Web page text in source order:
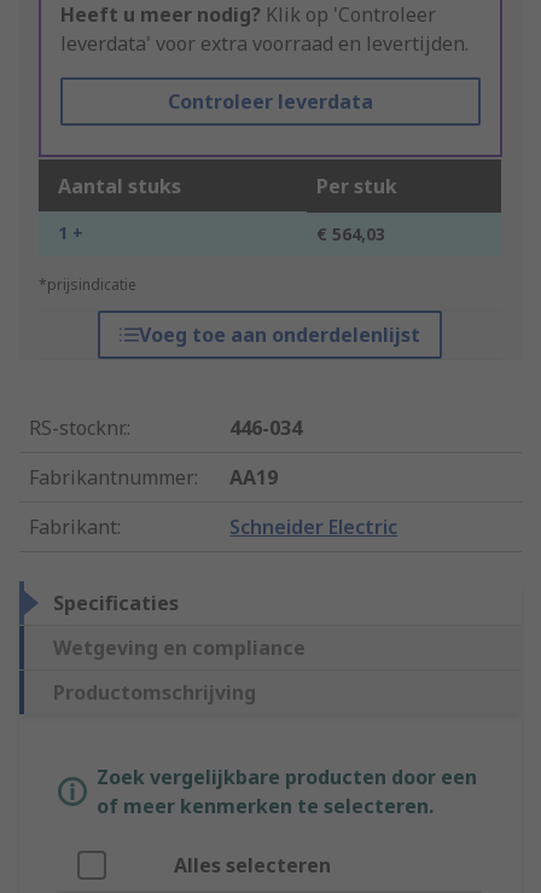
Heeft u meer nodig? Klik op 'Controleer
leverdata' voor extra voorraad en levertijden.
Controleer leverdata
Aantal stuks Per stuk
1 + € 564,03
*prijsindicatie
Voeg toe aan onderdelenlijst
RS-stocknr.:
446-034
Fabrikantnummer:
AA19
Fabrikant: Schneider Electric
Specificaties
Wetgeving en compliance
Productomschrijving
Zoek vergelijkbare producten door een
of meer kenmerken te selecteren.
Alles selecteren